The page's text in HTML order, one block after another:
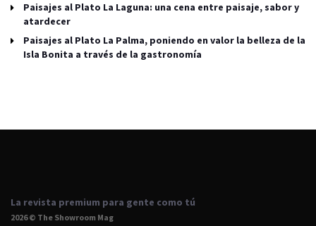
Paisajes al Plato La Laguna: una cena entre paisaje, sabor y
atardecer
Paisajes al Plato La Palma, poniendo en valor la belleza de la
Isla Bonita a través de la gastronomía
La revista premium para gente como tú
2026 © The Showroom Mag